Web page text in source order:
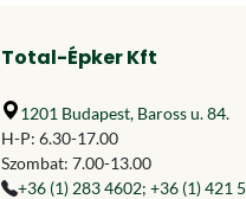
Total-Épker Kft
1201 Budapest, Baross u. 84.
H-P: 6.30-17.00
Szombat: 7.00-13.00
+36 (1) 283 4602; +36 (1) 421